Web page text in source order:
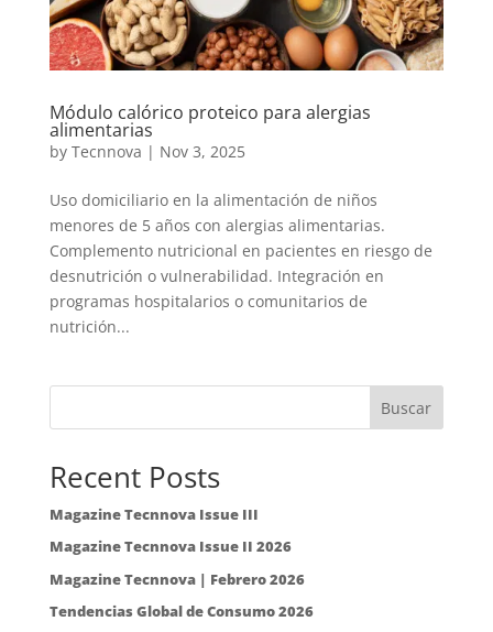
Módulo calórico proteico para alergias
alimentarias
by Tecnnova | Nov 3, 2025
Uso domiciliario en la alimentación de niños
menores de 5 años con alergias alimentarias.
Complemento nutricional en pacientes en riesgo de
desnutrición o vulnerabilidad. Integración en
programas hospitalarios o comunitarios de
nutrición...
Buscar
Recent Posts
Magazine Tecnnova Issue III
Magazine Tecnnova Issue II 2026
Magazine Tecnnova | Febrero 2026
Tendencias Global de Consumo 2026